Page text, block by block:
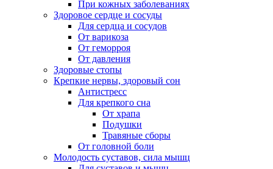
При кожных заболеваниях
Здоровое сердце и сосуды
Для сердца и сосудов
От варикоза
От геморроя
От давления
Здоровые стопы
Крепкие нервы, здоровый сон
Антистресс
Для крепкого сна
От храпа
Подушки
Травяные сборы
От головной боли
Молодость суставов, сила мышц